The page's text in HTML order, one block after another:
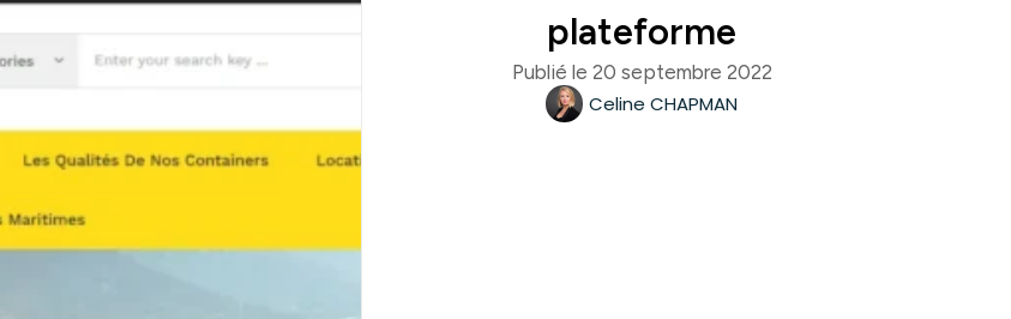
plateforme
Publié le 20 septembre 2022
Celine CHAPMAN